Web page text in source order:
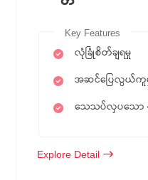
Key Features
လုံခြုံစိတ်ချရမှု
အဆင်ပြေလွယ်ကူ
သေသပ်လှပသေ
Explore Detail